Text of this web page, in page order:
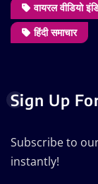
वायरल वीडियो
हिंदी समाचार
Sign Up
Subscribe to
instantly!